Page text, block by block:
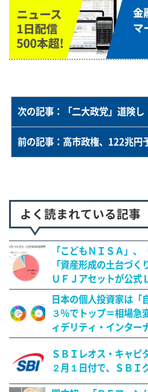
次の記事：「二大政党」道険し
よく読まれている記事
「こどもＮＩＳＡ」、
「資産形成の土台づ
ＵＦＪアセットが公式
日本の個人投資家は「
３％でトップ＝相場急
ィデリティ・インター
ＳＢＩレオス・キャピ
２月１日付で、ＳＢＩ